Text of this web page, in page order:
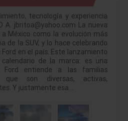
tecnología y experiencia
jbritoa@yahoo.com La nueva
a México como la evolución más
de la SUV, y lo hace celebrando
en el país. Este lanzamiento
de la marca: es una
Ford entiende a las familias
que son diversas, activas,
Y justamente esa…